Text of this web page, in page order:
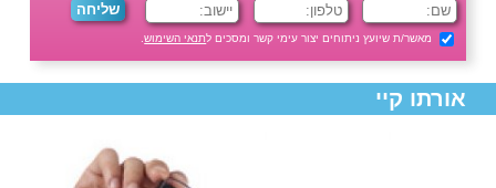
מאשר/ת שיועץ ניתוחים יצור עימי קשר ומסכים לתנאי השימוש.
אורתו קיי